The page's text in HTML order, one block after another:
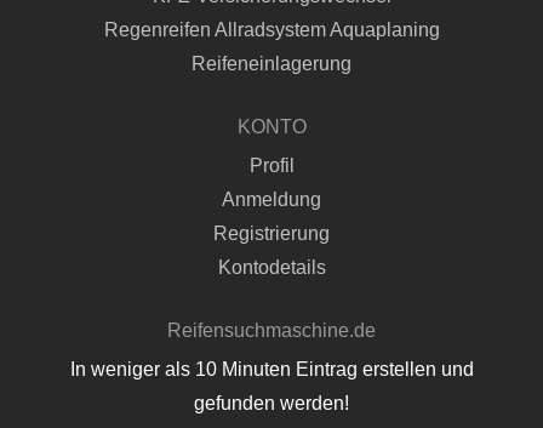
Regenreifen Allradsystem Aquaplaning
Reifeneinlagerung
KONTO
Profil
Anmeldung
Registrierung
Kontodetails
Reifensuchmaschine.de
In weniger als 10 Minuten Eintrag erstellen und
gefunden werden!